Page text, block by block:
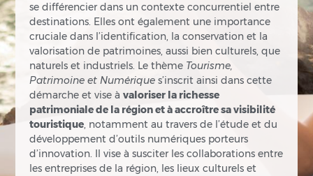
se différencier dans un contexte concurrentiel entre
destinations. Elles ont également une importance
cruciale dans l’identification, la conservation et la
valorisation de patrimoines, aussi bien culturels, que
naturels et industriels. Le thème Tourisme,
Patrimoine et Numériques’inscrit ainsi dans cette
démarche et vise àvaloriser la richesse
patrimoniale de la région et à accroître sa visibilité
touristique, notamment au travers de l’étude et du
développement d’outils numériques porteurs
d’innovation. Il vise à susciter les collaborations entre
les entreprises de la région, les lieux culturels et